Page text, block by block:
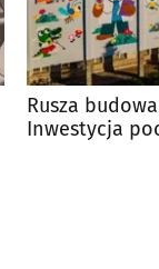
Rusza
Inwestycja